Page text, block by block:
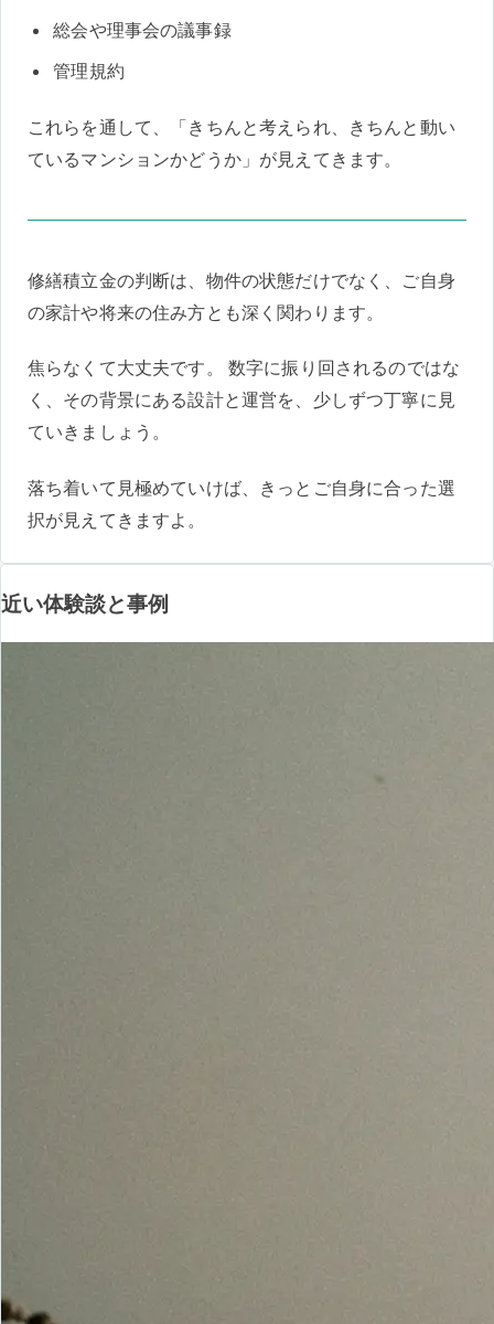
総会や理事会の議事録
管理規約
これらを通して、「きちんと考えられ、きちんと動い
ているマンションかどうか」が見えてきます。
修繕積立金の判断は、物件の状態だけでなく、ご自身
の家計や将来の住み方とも深く関わります。
焦らなくて大丈夫です。 数字に振り回されるのではな
く、その背景にある設計と運営を、少しずつ丁寧に見
ていきましょう。
落ち着いて見極めていけば、きっとご自身に合った選
択が見えてきますよ。
近い体験談と事例